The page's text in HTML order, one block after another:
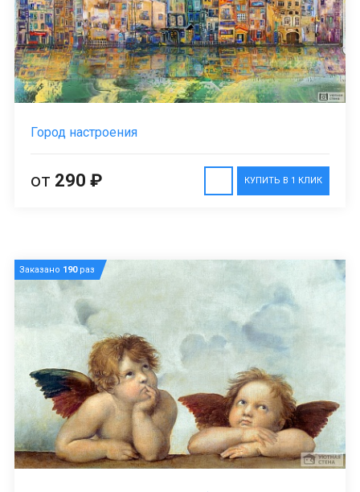
Город настроения
КУПИТЬ В 1 КЛИК
от 290 ₽
Заказано 190раз